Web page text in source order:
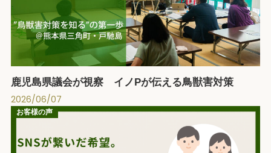
鹿児島県議会が視察 イノPが伝える鳥獣害対策
2026/06/07
お客様の声